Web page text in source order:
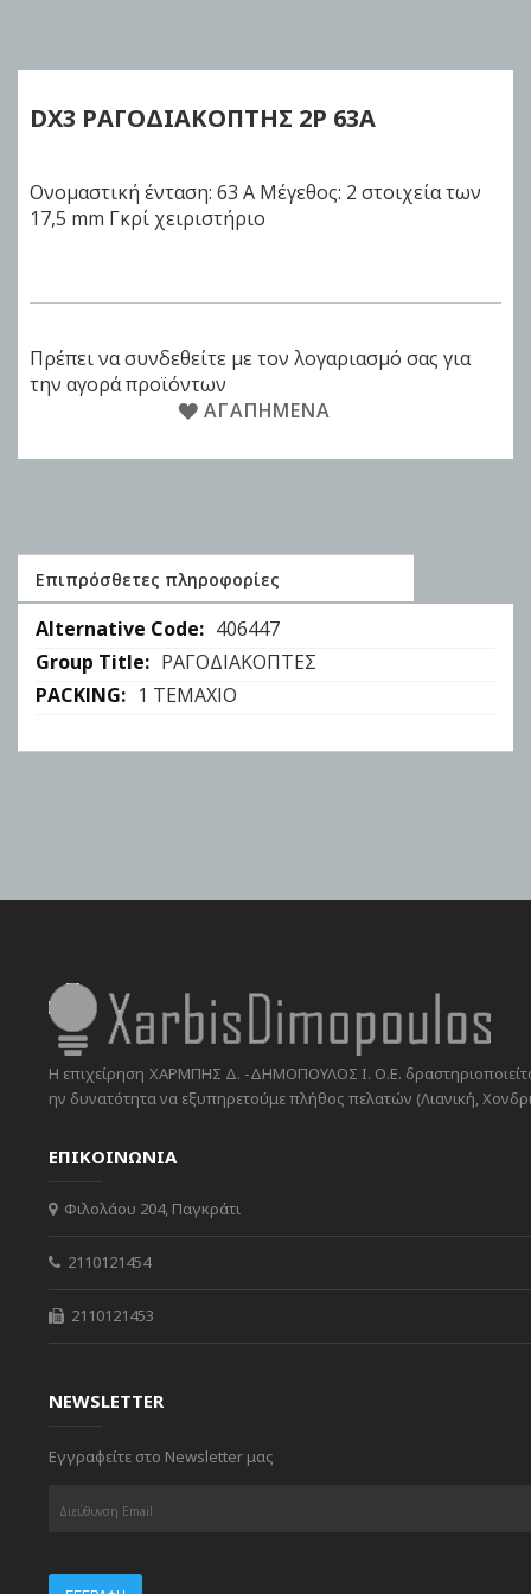
beginning
the
DX3 ΡΑΓΟΔΙΑΚΟΠΤΗΣ 2P 63Α
Ονομαστική ένταση: 63 Α Μέγεθος: 2 στοιχεία των
17,5 mm Γκρί χειριστήριο
Πρέπει να συνδεθείτε με τον λογαριασμό σας για
την αγορά προϊόντων
ΑΓΑΠΗΜΈΝΑ
Επιπρόσθετες πληροφορίες
Επιπρόσθετες
πληροφορίες
406447
ΡΑΓΟΔΙΑΚΟΠΤΕΣ
1 TEMAXIO
Η επιχείρηση ΧΑΡΜΠΗΣ Δ. -ΔΗΜΟΠΟΥΛΟΣ Ι. Ο.Ε.
ην δυνατότητα να εξυπηρετούμε πλήθος πελατών (Λιανική,
ΕΠΙΚΟΙΝΩΝΙΑ
Φιλολάου 204, Παγκράτι
2110121454
2110121453
NEWSLETTER
Εγγραφείτε στο Newsletter μας